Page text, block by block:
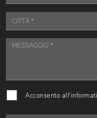
Acconsento